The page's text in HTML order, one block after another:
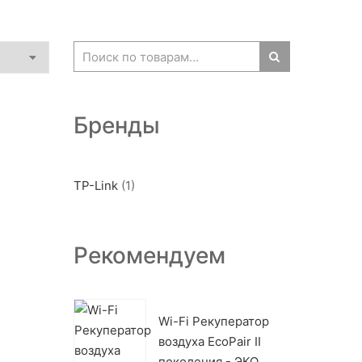
Бренды
TP-Link (1)
Рекомендуем
Wi-Fi Рекуператор
воздуха EcoPair II